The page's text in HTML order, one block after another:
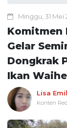
Minggu, 31 Mei
Komitmen
Gelar
Dongkrak
Ikan
Lisa
Konten